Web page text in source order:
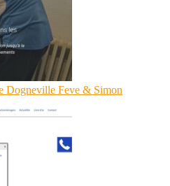
Dogneville Feve & Simon